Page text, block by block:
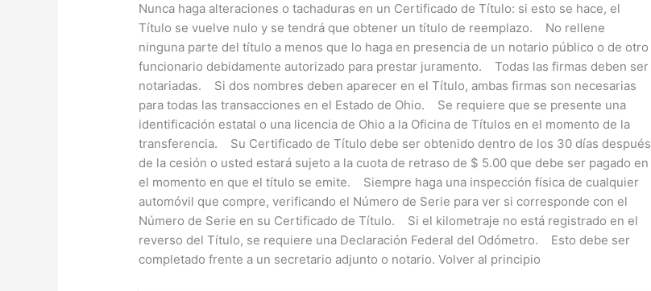
Nunca haga alteraciones o tachaduras en un Certificado de Título: si esto se hace, el
Título se vuelve nulo y se tendrá que obtener un título de reemplazo. No rellene
ninguna parte del título a menos que lo haga en presencia de un notario público o de otro
funcionario debidamente autorizado para prestar juramento. Todas las firmas deben ser
notariadas. Si dos nombres deben aparecer en el Título, ambas firmas son necesarias
para todas las transacciones en el Estado de Ohio. Se requiere que se presente una
identificación estatal o una licencia de Ohio a la Oficina de Títulos en el momento de la
transferencia. Su Certificado de Título debe ser obtenido dentro de los 30 días después
de la cesión o usted estará sujeto a la cuota de retraso de $ 5.00 que debe ser pagado en
el momento en que el título se emite. Siempre haga una inspección física de cualquier
automóvil que compre, verificando el Número de Serie para ver si corresponde con el
Número de Serie en su Certificado de Título. Si el kilometraje no está registrado en el
reverso del Título, se requiere una Declaración Federal del Odómetro. Esto debe ser
completado frente a un secretario adjunto o notario. Volver al principio